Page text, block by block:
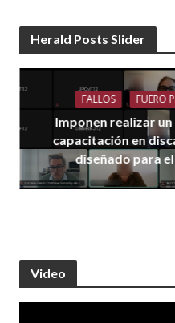
Herald Posts Slider
FALLOS FUERO
Imponen realizar
capacitación en
diseñado para
Video